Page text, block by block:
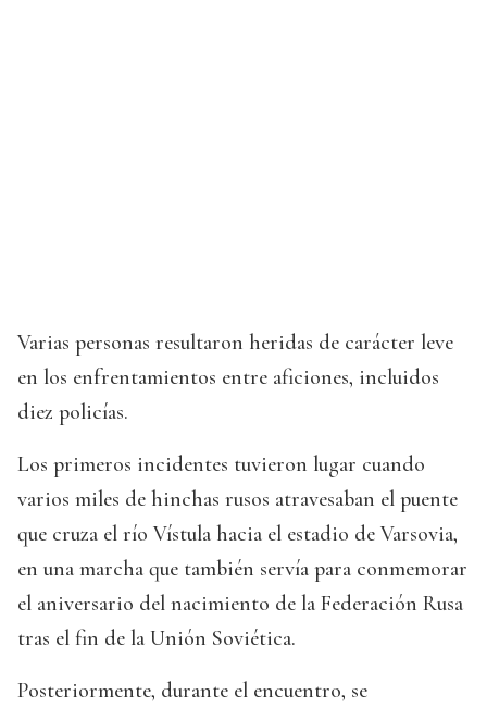
Varias personas resultaron heridas de carácter leve
en los enfrentamientos entre aficiones, incluidos
diez policías.
Los primeros incidentes tuvieron lugar cuando
varios miles de hinchas rusos atravesaban el puente
que cruza el río Vístula hacia el estadio de Varsovia,
en una marcha que también servía para conmemorar
el aniversario del nacimiento de la Federación Rusa
tras el fin de la Unión Soviética.
Posteriormente, durante el encuentro, se